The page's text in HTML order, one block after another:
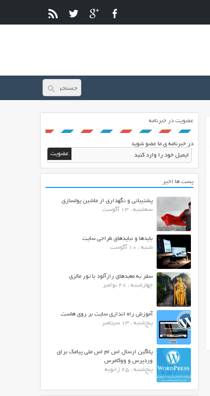
عضویت در خبرنامه
در خبرنامه ی ما عضو شوید
پست ها اخیر
پشتیبانی و نگهداری از ماشین پولسازی
سه‌شنبه ، 13 آگوست
بایدها و نبایدهای طراحی سایت
شنبه ، 10 آگوست
سفر به معبدهای رازآلود با تور مالزی
چهارشنبه ، 28 نوامبر
آموزش راه اندازی سایت بر روی هاست
پنج‌شنبه ، 13 سپتامبر
پلاگین ارسال اس ام اس ملی پیامک برای
وردپرس و ووکامرس
پنج‌شنبه ، 25 ژانویه